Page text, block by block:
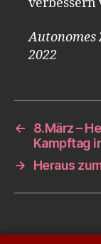
Autonomes
2022
←
8.März –
Kampftag
→
Heraus